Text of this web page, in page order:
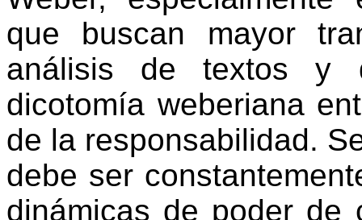
que buscan mayor
análisis de textos y
dicotomía weberiana
de la responsabilidad.
debe ser
dinámicas de poder de